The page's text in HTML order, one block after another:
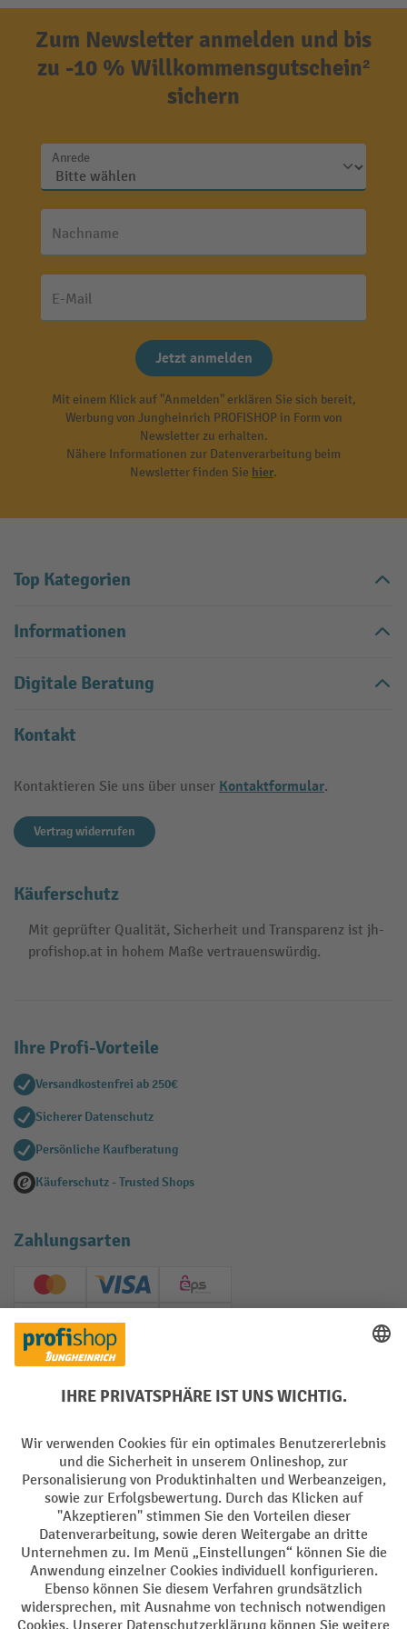
Zum Newsletter anmelden und bis
zu -10 % Willkommensgutschein²
sichern
Anrede
Nachname
E-Mail
Jetzt anmelden
Mit einem Klick auf "Anmelden" erklären Sie sich bereit,
Werbung von Jungheinrich PROFISHOP in Form von
Newsletter zu erhalten.
Nähere Informationen zur Datenverarbeitung beim
Newsletter finden Sie hier.
Top Kategorien
Informationen
Digitale Beratung
Kontakt
Kontaktieren Sie uns über unser Kontaktformular.
Vertrag widerrufen
Käuferschutz
Mit geprüfter Qualität, Sicherheit und Transparenz ist jh-
profishop.at in hohem Maße vertrauenswürdig.
Ihre Profi-Vorteile
Versandkostenfrei ab 250€
Sicherer Datenschutz
Persönliche Kaufberatung
Käuferschutz - Trusted Shops
Zahlungsarten
Creditcard (Master)Creditcard (Visa)
EPS
PayPal
Soziale Netzwerke
Impressum Datenschutz
Barrierefreiheit Privacy Settings
Alle Preise exkl. gesetzl. Mehrwertsteuer zzgl.Versandkostenund ggf.
Nachnahmegebühren, wenn nicht anders angegeben.